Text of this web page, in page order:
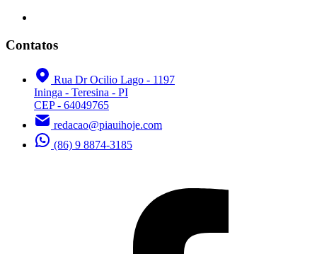
Contatos
Rua Dr Ocilio Lago - 1197
Ininga - Teresina - PI
CEP - 64049765
redacao@piauihoje.com
(86) 9 8874-3185